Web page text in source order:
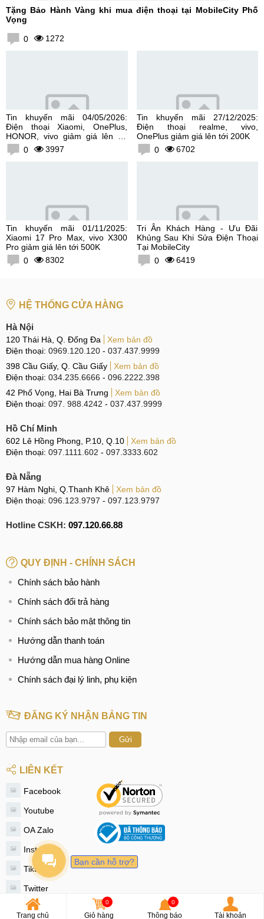
Tặng Bảo Hành Vàng khi mua điện thoại tại MobileCity Phố
Vọng
0 1272
Tin khuyến mãi 04/05/2026:
Điện thoại Xiaomi, OnePlus,
HONOR, vivo giảm giá lên tới
300K0 3997
Tin khuyến mãi 27/12/2025:
Điện thoại realme, vivo,
OnePlus giảm giá lên tới 200K
0
6702
Tin khuyến mãi 01/11/2025:
Xiaomi 17 Pro Max, vivo X300
Pro giảm giá lên tới 500K
0
8302
Tri Ân Khách Hàng - Ưu Đãi
Khủng Sau Khi Sửa Điện Thoại
Tại MobileCity
0
6419
HỆ THỐNG CỬA HÀNG
Hà Nội
120 Thái Hà, Q. Đống Đa
Xem bản đồ
Điện thoại: 0969.120.120 - 037.437.9999
398 Cầu Giấy, Q. Cầu Giấy
Xem bản đồ
Điện thoại: 034.235.6666 - 096.2222.398
42 Phố Vọng, Hai Bà Trưng
Xem bản đồ
Điện thoại: 097. 988.4242 - 037.437.9999
Hồ Chí Minh
602 Lê Hồng Phong, P.10, Q.10
Xem bản đồ
Điện thoại: 097.1111.602 - 097.3333.602
Đà Nẵng
97 Hàm Nghi, Q.Thanh Khê
Xem bản đồ
Điện thoại: 096.123.9797 - 097.123.9797
Hotline CSKH: 097.120.66.88
QUY ĐỊNH - CHÍNH SÁCH
Chính sách bảo hành
Chính sách đổi trả hàng
Chính sách bảo mật thông tin
Hướng dẫn thanh toán
Hướng dẫn mua hàng Online
Chính sách đại lý linh, phụ kiện
ĐĂNG KÝ NHẬN BẢNG TIN
Gửi
LIÊN KẾT
Facebook
Youtube
OA Zalo
Instagram
Tiktok
Twitter
© 2020 - MobileCity
Trang chủ
0
Giỏ hàng
0
Thông báo Tài khoản
Bạn cần hỗ trợ?